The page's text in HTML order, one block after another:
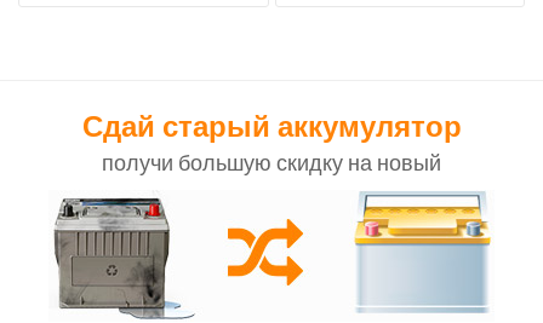
Сдай старый аккумулятор
получи большую скидку на новый